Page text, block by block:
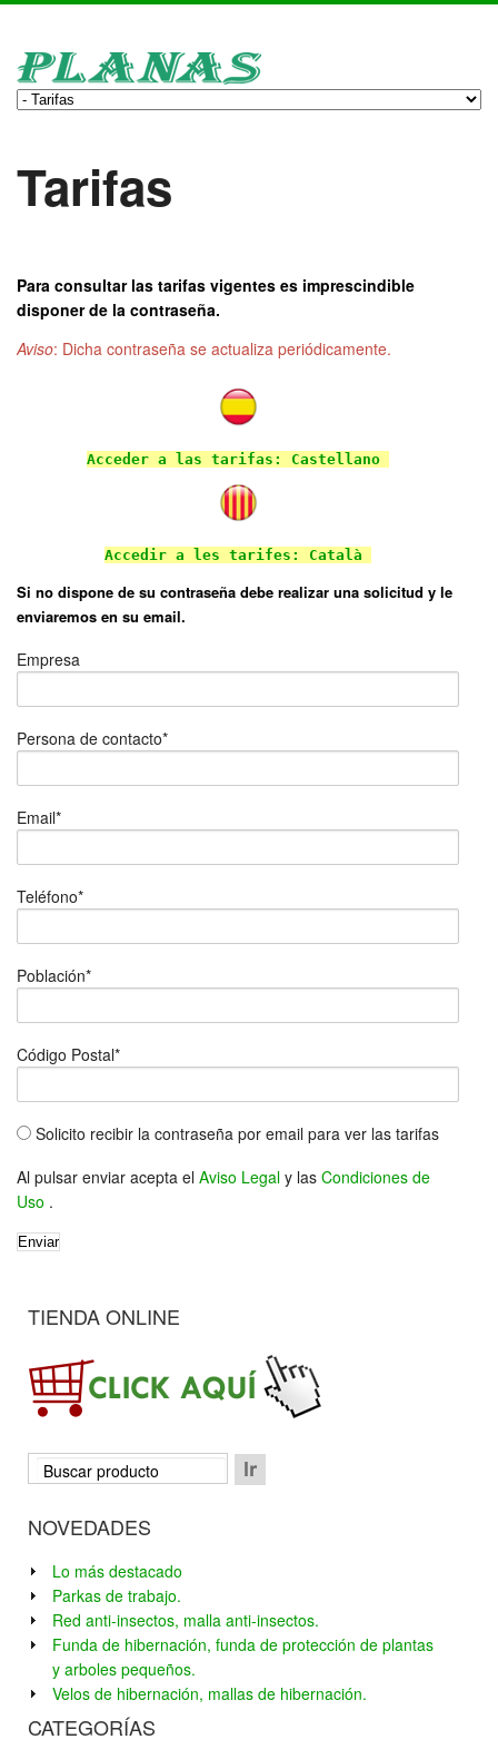
Tarifas
Para consultar las tarifas vigentes es imprescindible
disponer de la contraseña.
Aviso: Dicha contraseña se actualiza periódicamente.
Acceder a las tarifas: Castellano
Accedir a les tarifes: Català
Si no dispone de su contraseña debe realizar una solicitud y le
enviaremos en su email.
Empresa
Persona de contacto*
Email*
Teléfono*
Población*
Código Postal*
Solicito recibir la contraseña por email para ver las tarifas
Al pulsar enviar acepta el Aviso Legal y las Condiciones de
Uso .
TIENDA ONLINE
NOVEDADES
Lo más destacado
Parkas de trabajo.
Red anti-insectos, malla anti-insectos.
Funda de hibernación, funda de protección de plantas
y arboles pequeños.
Velos de hibernación, mallas de hibernación.
CATEGORÍAS